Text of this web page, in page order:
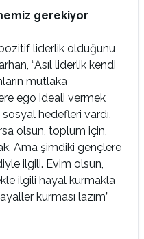
gerekiyor
liderlik olduğunu
“Asıl liderlik kendi
mutlaka
ego ideali vermek
hedefleri vardı.
olsun, toplum için,
Ama şimdiki gençlere
ilgili. Evim olsun,
ilgili hayal kurmakla
kurması lazım”